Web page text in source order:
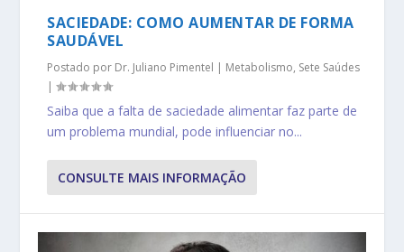
SACIEDADE: COMO AUMENTAR DE FORMA
SAUDÁVEL
Postado por Dr. Juliano Pimentel | Metabolismo, Sete Saúdes
|
Saiba que a falta de saciedade alimentar faz parte de
um problema mundial, pode influenciar no...
CONSULTE MAIS INFORMAÇÃO